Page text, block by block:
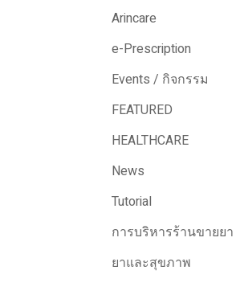
Arincare
e-Prescription
Events / กิจกรรม
FEATURED
HEALTHCARE
News
Tutorial
การบริหารร้านขายยา
ยาและสุขภาพ